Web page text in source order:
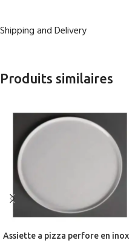
Shipping and Delivery
Produits similaires
Assiette a pizza perfore en inox